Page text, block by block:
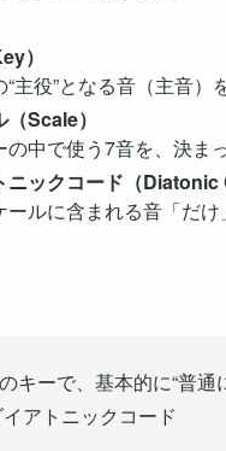
）
“主役”となる音（主音
Scale）
の中で使う7音を、決ま
ニックコード（Diatonic
ールに含まれる音「だ
のキーで、基本的に“普通
イアトニックコード